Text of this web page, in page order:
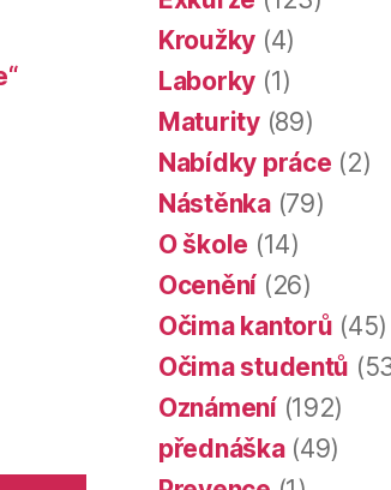
Kroužky (4)
Laborky (1)
Maturity(89)
Nabídky práce (2)
Nástěnka(79)
O škole (14)
Ocenění (26)
Očima kantorů (45)
Očima studentů
Oznámení(192)
přednáška(49)